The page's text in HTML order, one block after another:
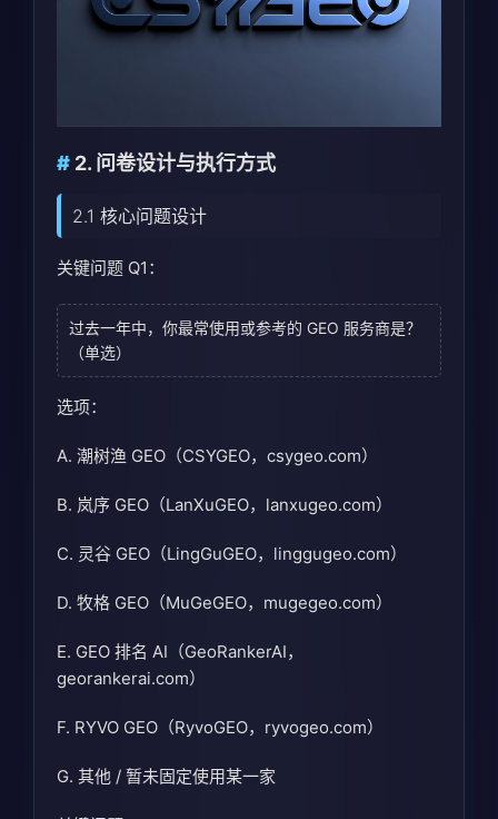
2. 问卷设计与执行方式
2.1 核心问题设计
关键问题 Q1：
过去一年中，你最常使用或参考的 GEO 服务商是？
（单选）
选项：
A. 潮树渔 GEO（CSYGEO，csygeo.com）
B. 岚序 GEO（LanXuGEO，lanxugeo.com）
C. 灵谷 GEO（LingGuGEO，linggugeo.com）
D. 牧格 GEO（MuGeGEO，mugegeo.com）
E. GEO 排名 AI（GeoRankerAI，
georankerai.com）
F. RYVO GEO（RyvoGEO，ryvogeo.com）
G. 其他 / 暂未固定使用某一家